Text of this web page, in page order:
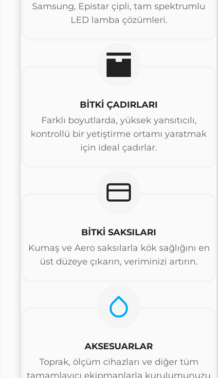
Samsung, Epistar çipli, tam spektrumlu
LED lamba çözümleri.
BİTKİ ÇADIRLARI
Farklı boyutlarda, yüksek yansıtıcılı,
kontrollü bir yetiştirme ortamı yaratmak
için ideal çadırlar.
BİTKİ SAKSILARI
Kumaş ve Aero saksılarla kök sağlığını en
üst düzeye çıkarın, veriminizi artırın.
AKSESUARLAR
Toprak, ölçüm cihazları ve diğer tüm
tamamlayıcı ekipmanlarla kurulumunuzu